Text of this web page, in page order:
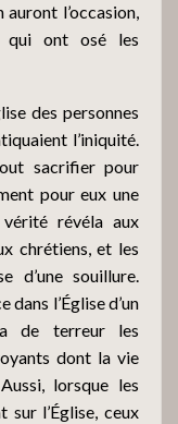
auront l’occasion,
qui ont osé les
des personnes
l’iniquité.
sacrifier pour
pour eux une
révéla aux
chrétiens, et les
d’une souillure.
l’Église d’un
de terreur les
dont la vie
lorsque les
l’Église, ceux